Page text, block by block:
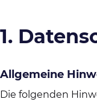
1.
Allgemeine
Die folgenden